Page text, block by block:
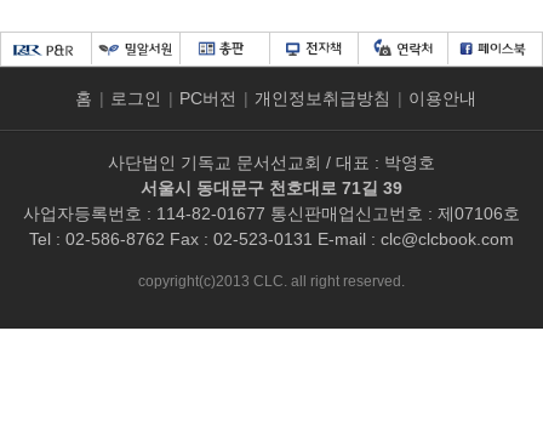
홈 | 로그인 | PC버전 | 개인정보취급방침 | 이용안내
사단법인 기독교 문서선교회 / 대표 : 박영호
서울시 동대문구 천호대로 71길 39
사업자등록번호 : 114-82-01677 통신판매업신고번호 : 제07106호
Tel : 02-586-8762 Fax : 02-523-0131 E-mail : clc@clcbook.com
copyright(c)2013 CLC. all right reserved.